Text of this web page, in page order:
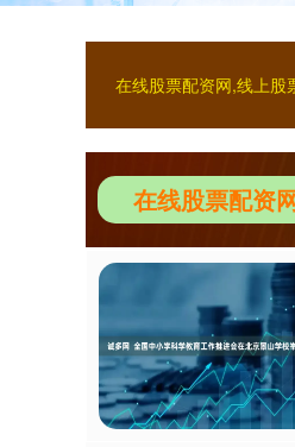
在线股票配资网,线上股
在线股票配资